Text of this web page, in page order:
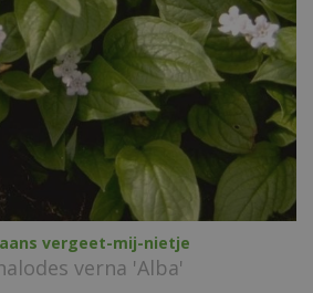
vergeet-mij-nietje
verna 'Alba'